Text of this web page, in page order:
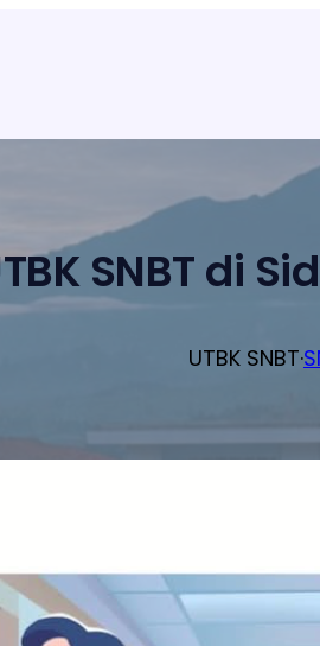
SNBT di
UTBK SNBT·